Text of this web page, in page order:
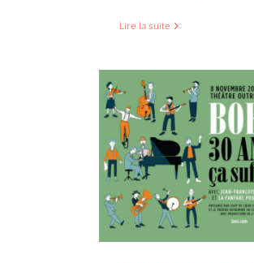
Lire la suite